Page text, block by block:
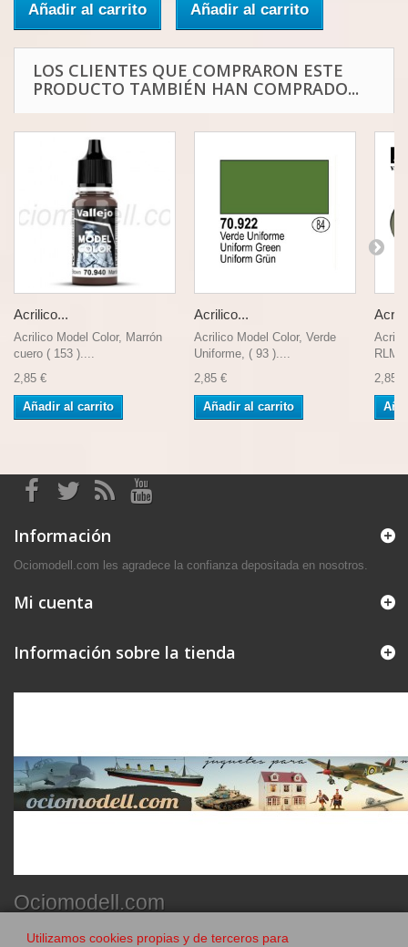
Añadir al carrito Añadir al carrito
LOS CLIENTES QUE COMPRARON ESTE
PRODUCTO TAMBIÉN HAN COMPRADO...
Acrilico...
Acrilico Model Color, Marrón
cuero ( 153 )....
2,85 €
Añadir al carrito
Acrilico...
Acrilico Model Color, Verde
Uniforme, ( 93 )....
2,85 €
Añadir al carrito
2,85 €
Información
Ociomodell.com les agradece la confianza depositada en nosotros.
Mi cuenta
Información sobre la tienda
Ociomodell.com
Utilizamos cookies propias y de terceros para